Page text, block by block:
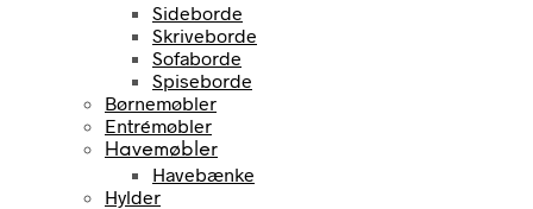
Sideborde
Skriveborde
Sofaborde
Spiseborde
Børnemøbler
Entrémøbler
Havemøbler
Havebænke
Hylder